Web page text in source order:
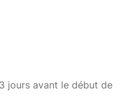
jours avant le début de